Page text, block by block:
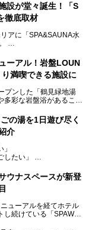
設が堂々誕生！「S
徹底取材
アに「SPA&SAUNA水
した本施設は、温泉・
ウンジ・レストランなど
ージをさらに進化させ
、館内のこだわりポイン
の深水風呂、没入感の
を誇る最新AIフィットネ
詳しくご紹介します。
ーアル！岩盤LOUN
満喫できる施設に
プンした「鶴見緑地湯
彩な岩盤浴があること
ワーアップしています。
した瞑想サウナをはじ
れを癒やしたい方はもち
にもぴったりの内容とな
の注目ポイントを詳しく
水春」に訪れる方や、
の湯を1日遊び尽く
介
」
したい」
です。
帰り温浴施設で、阪急
汗・リラックス・漫画
の施設なので、一日中ゆ
ウナスペースが新登
ューアルを経てホテル
続けている「SPAWO